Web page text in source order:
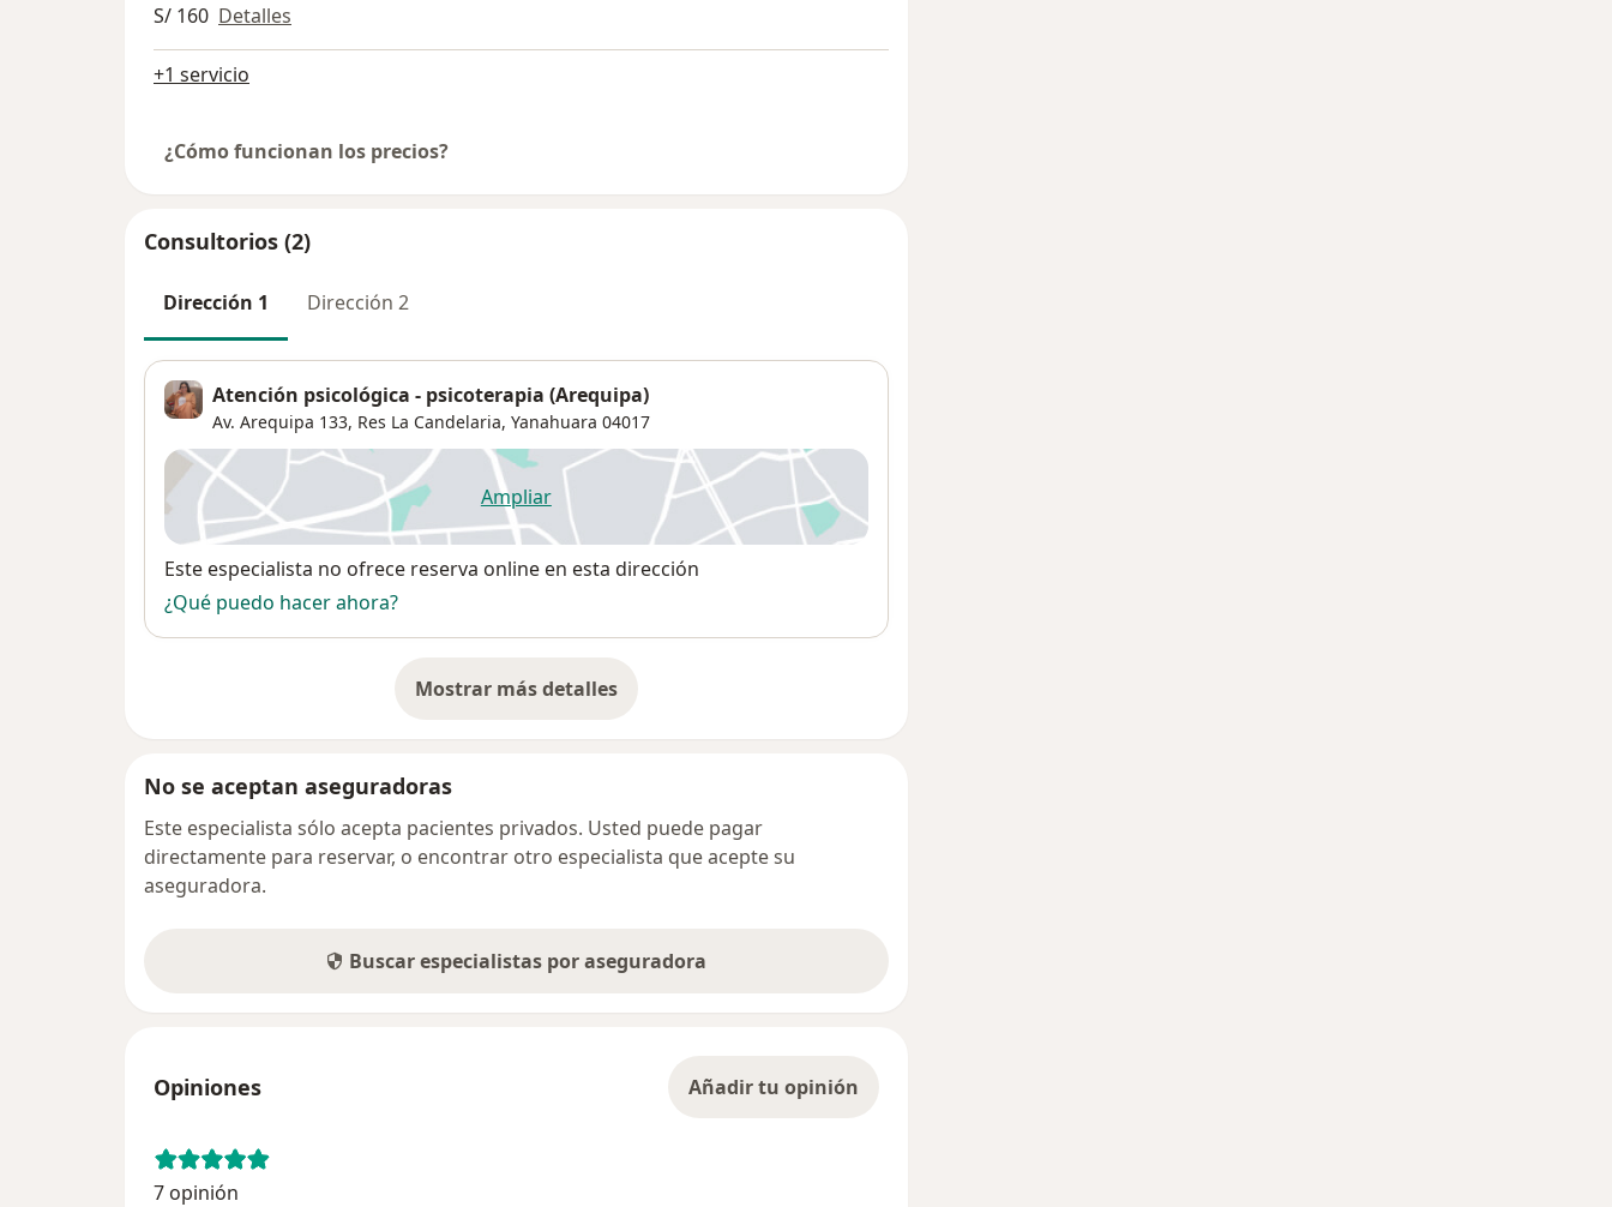
S/ 160 Detalles
+1 servicio
¿Cómo funcionan los precios?
Consultorios (2)
Dirección 1 Dirección 2
Atención psicológica - psicoterapia (Arequipa)
Av. Arequipa 133, Res La Candelaria, Yanahuara 04017
Ampliarse abre en una nueva pestaña
Disponibilidad
Este especialista no ofrece reserva online en esta dirección
¿Qué puedo hacer ahora?
Mostrar más detalles
sobre la dirección
No se aceptan aseguradoras
Este especialista sólo acepta pacientes privados. Usted puede pagar
directamente para reservar, o encontrar otro especialista que acepte su
aseguradora.
Buscar especialistas por aseguradora
Opiniones Añadir tu opinión
7 opinión